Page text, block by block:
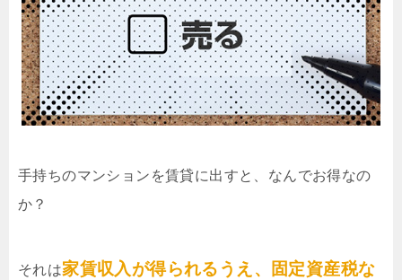
手持ちのマンションを賃貸に出すと、なんでお得なの
か？
それは家賃収入が得られるうえ、固定資産税な